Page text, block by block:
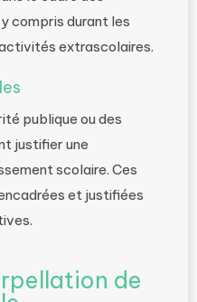
compris durant les
extrascolaires.
publique ou des
justifier une
scolaire. Ces
et justifiées
de